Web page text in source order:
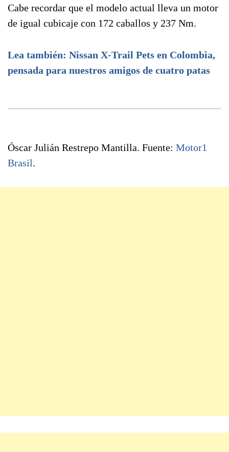
Cabe recordar que el modelo actual lleva un motor
de igual cubicaje con 172 caballos y 237 Nm.
Lea también: Nissan X-Trail Pets en Colombia,
pensada para nuestros amigos de cuatro patas
Óscar Julián Restrepo Mantilla. Fuente: Motor1
Brasil.